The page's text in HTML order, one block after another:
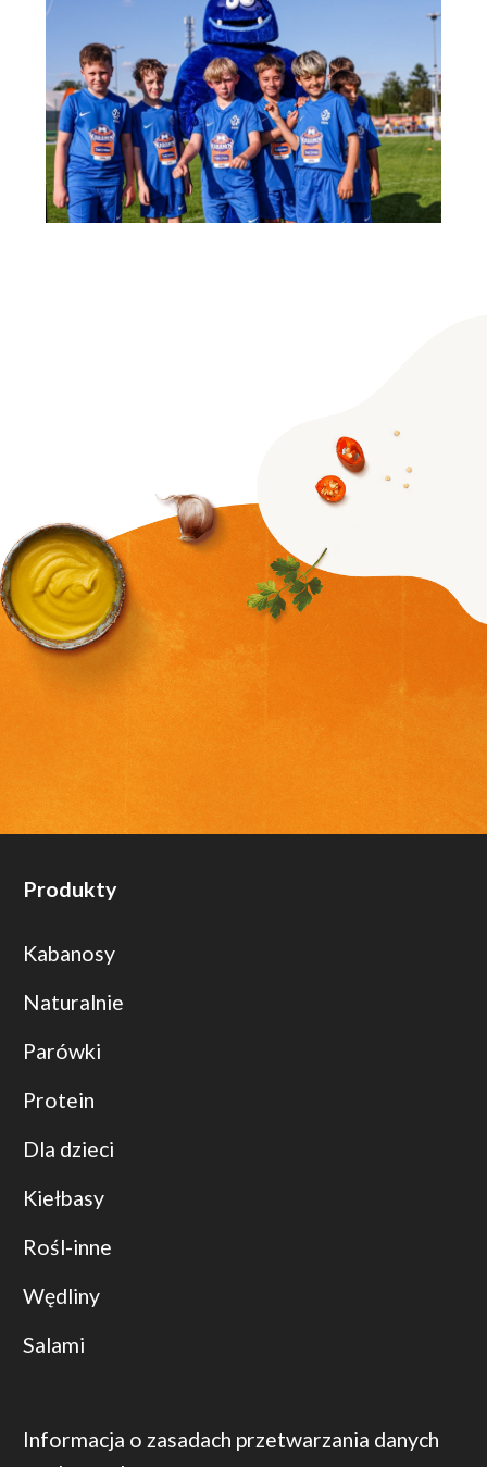
Produkty
Kabanosy
Naturalnie
Parówki
Protein
Dla dzieci
Kiełbasy
Rośl-inne
Wędliny
Salami
Informacja o zasadach przetwarzania danych